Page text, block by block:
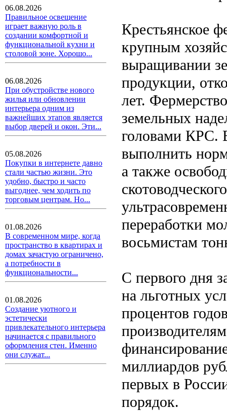
06.08.2026
Правильное освещение
играет важную роль в
создании комфортной и
функциональной кухни и
столовой зоне. Хорошо...
06.08.2026
При обустройстве нового
жилья или обновлении
интерьера одним из
важнейших этапов является
выбор дверей и окон. Эти...
05.08.2026
Покупки в интернете давно
стали частью жизни. Это
удобно, быстро и часто
выгоднее, чем ходить по
торговым центрам. Но...
01.08.2026
В современном мире, когда
пространство в квартирах и
домах зачастую ограничено,
а потребности в
функциональности...
01.08.2026
Создание уютного и
эстетически
привлекательного интерьера
начинается с правильного
оформления стен. Именно
они служат...
Крестьянское
крупным
выращивании
продукции,
лет.
земельных
головами КРС.
выполнить
а также
переработки
восьмистам
С первого дня
на льготных
процентов
миллиардов
первых в
порядок.